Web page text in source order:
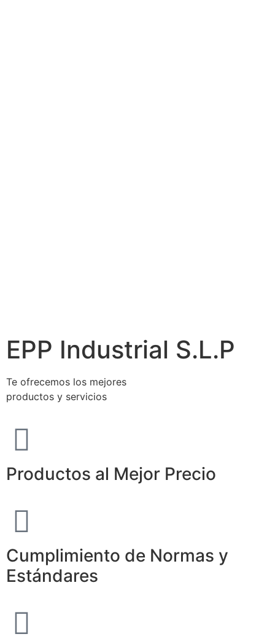
EPP Industrial S.L.P
Te ofrecemos los mejores
productos y servicios
Productos al Mejor Precio
Cumplimiento de Normas y
Estándares